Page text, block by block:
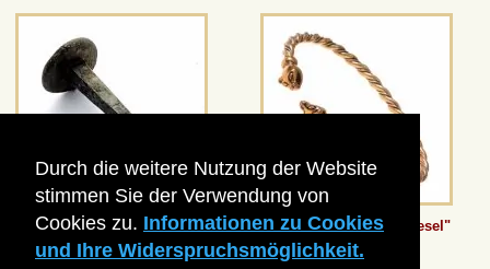
Durch die weitere Nutzung der Website
stimmen Sie der Verwendung von
Cookies zu. Informationen zu Cookies
und Ihre Widerspruchsmöglichkeit.
Schmiede-Nagel - 6 x 2 cm Wikinger-Amreif "Wiesel"